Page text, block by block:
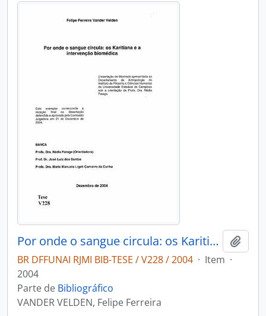
Por onde o sangue circula: os Karitiana e a intervenção biomédica
BR DFFUNAI RJMI BIB-TESE / V228 / 2004 · Item ·
2004
Parte de Bibliográfico
VANDER VELDEN, Felipe Ferreira